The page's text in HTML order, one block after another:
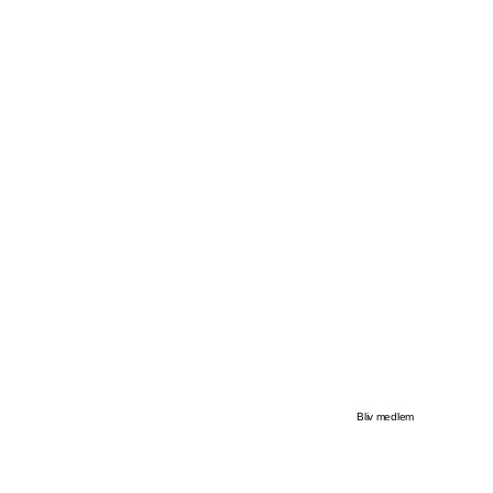
Bliv medlem